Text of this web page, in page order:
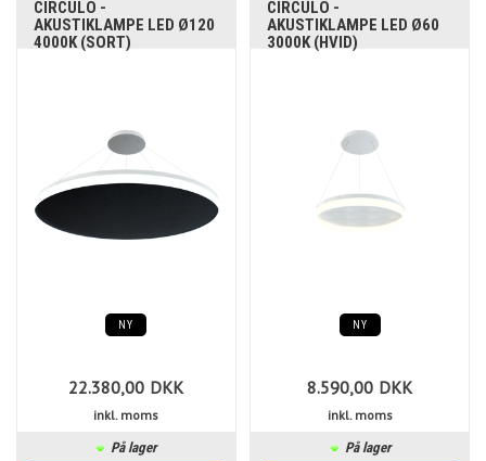
CIRCULO -
AKUSTIKLAMPE LED Ø120
4000K (SORT)
NY
22.380,00 DKK
inkl. moms
På lager
CIRCULO -
AKUSTIKLAMPE LED Ø60
3000K (HVID)
NY
8.590,00 DKK
inkl. moms
På lager